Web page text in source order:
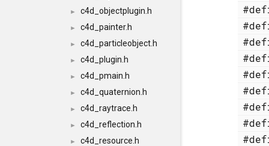
► c4d_objectplugin.h
► c4d_painter.h
► c4d_particleobject.h
► c4d_plugin.h
► c4d_pmain.h
► c4d_quaternion.h
► c4d_raytrace.h
► c4d_reflection.h
► c4d_resource.h